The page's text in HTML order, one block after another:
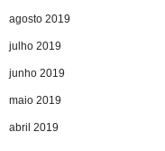
agosto 2019
julho 2019
junho 2019
maio 2019
abril 2019